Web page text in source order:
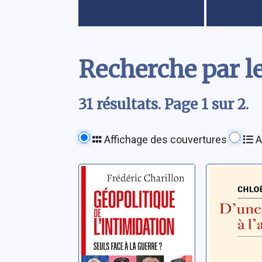
Recherche par
31 résultats. Page 1 sur 2.
Affichage des couvertures
Géopolitique de
l'intimidation:
seuls face à la
guerre ?
Charillon, Frédéric
l'autre:
face à
Ridel,